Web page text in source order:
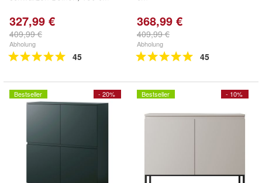
327,99 €
409,99 €
Abholung
45
368,99 €
409,99 €
Abholung
45
- 20%
Bestseller - 10%
Bestseller